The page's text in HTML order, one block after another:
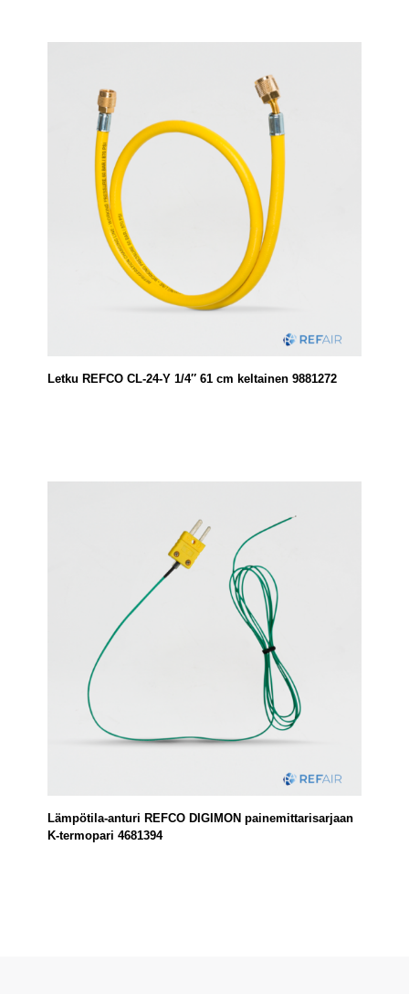
Letku REFCO CL-24-Y 1/4″ 61 cm keltainen 9881272
Lämpötila-anturi REFCO DIGIMON painemittarisarjaan
K-termopari 4681394